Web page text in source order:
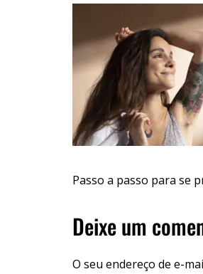
Passo a passo para se
Deixe um
O seu endereço de e-